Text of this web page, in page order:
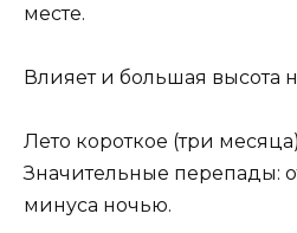
месте.
Влияет и большая высота
Лето короткое (три
Значительные перепады:
минуса ночью.